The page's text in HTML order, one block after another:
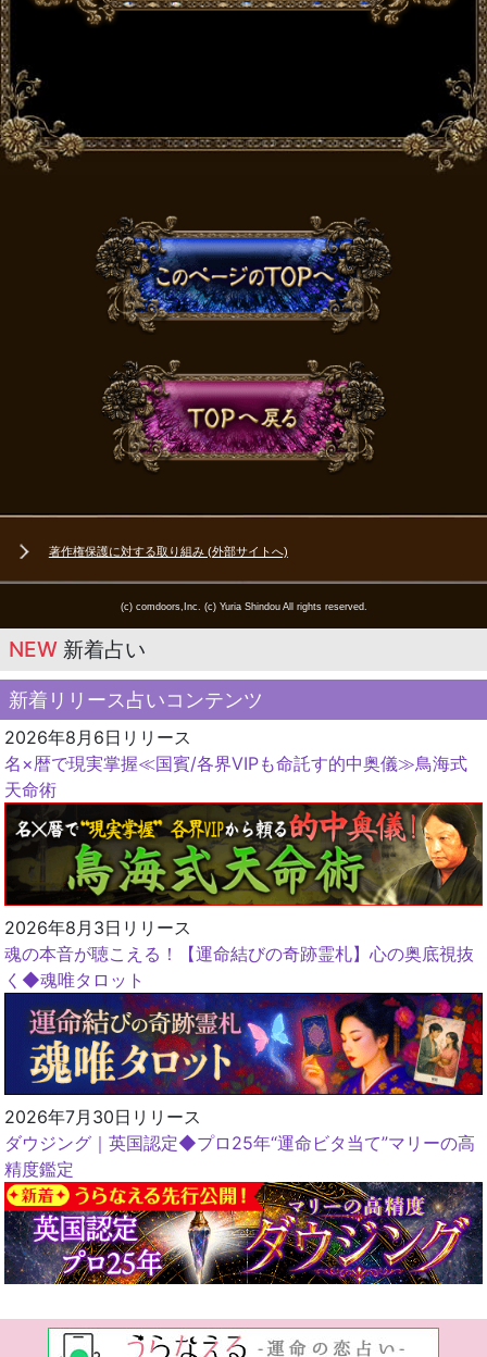
著作権保護に対する取り組み (外部サイトへ)
(c) comdoors,Inc. (c) Yuria Shindou All rights reserved.
NEW 新着占い
新着リリース占いコンテンツ
2026年8月6日リリース
名×暦で現実掌握≪国賓/各界VIPも命託す的中奥儀≫鳥海式
天命術
2026年8月3日リリース
魂の本音が聴こえる！【運命結びの奇跡霊札】心の奥底視抜
く◆魂唯タロット
2026年7月30日リリース
ダウジング｜英国認定◆プロ25年“運命ビタ当て”マリーの高
精度鑑定